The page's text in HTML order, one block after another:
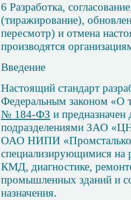
6 Разработка,
(тиражирование),
пересмотр) и отмена
производятся
Введение
Настоящий стандарт
Федеральным законом «О
№ 184-ФЗ и
подразделениями ЗАО
ОАО НИПИ
специализирующимися на
КМД, диагностике,
промышленных зданий и
назначения.